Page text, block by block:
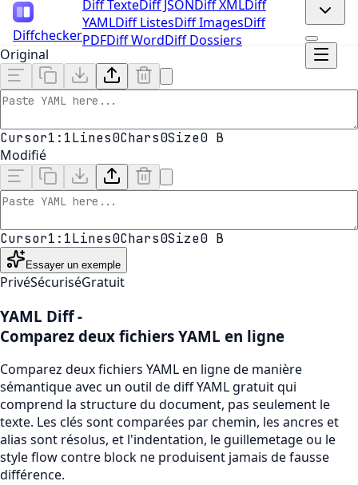
Diffchecker
Diff TexteDiff JSON Diff XMLDiff
YAMLDiff ListesDiff ImagesDiff
PDFDiff WordDiff Dossiers
Original
Cursor1:1Lines0Chars0Size0 B
Modifié
Cursor1:1Lines0Chars0Size0 B
Essayer un exemple
PrivéSécuriséGratuit
YAML Diff-
Comparez deux fichiers YAML en ligne
Comparez deux fichiers YAML en ligne de manière
sémantique avec un outil de diff YAML gratuit qui
comprend la structure du document, pas seulement le
texte. Les clés sont comparées par chemin, les ancres et
alias sont résolus, et l'indentation, le guillemetage ou le
style flow contre block ne produisent jamais de fausse
différence.